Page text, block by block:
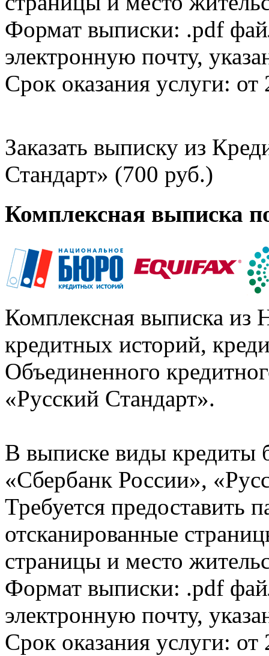
Формат выписки: .pdf
электронную почту,
Срок оказания услуги: от
Заказать выписку из
Стандарт» (700 руб.)
Комплексная выписка
Комплексная выписка из
кредитных историй,
Объединенного
«Русский Стандарт».
В выписке виды кредиты
«Сбербанк России»,
Требуется предоставить
отсканированные
страницы и место
Формат выписки: .pdf
электронную почту,
Срок оказания услуги: от